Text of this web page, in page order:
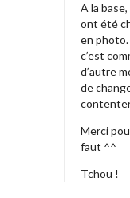
A la
ont été
en photo.
c’est
d’autre
de
Merci
faut ^^
Tchou !